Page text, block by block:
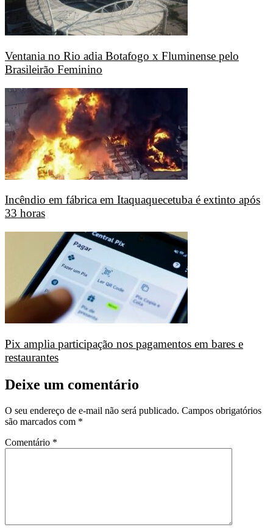
Ventania no Rio adia Botafogo x Fluminense pelo
Brasileirão Feminino
Incêndio em fábrica em Itaquaquecetuba é extinto após
33 horas
Pix amplia participação nos pagamentos em bares e
restaurantes
Deixe um comentário
O seu endereço de e-mail não será publicado. Campos obrigatórios
são marcados com *
Comentário *